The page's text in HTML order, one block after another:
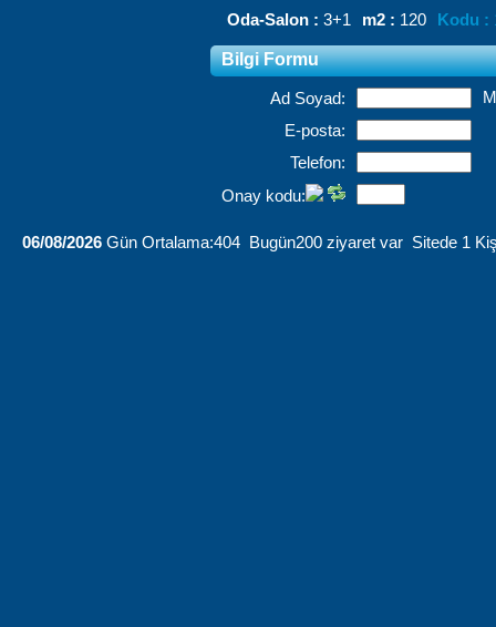
Oda-Salon : 3+1 m2 : 120 Kodu :
Bilgi Formu
Ad Soyad:
E-posta:
Telefon:
Onay kodu:
06/08/2026 Gün Ortalama:404 Bugün200 ziyaret var Sitede 1